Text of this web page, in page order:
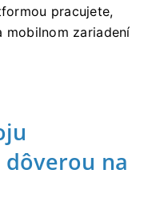
pracujete,
mobilnom zariadení
na